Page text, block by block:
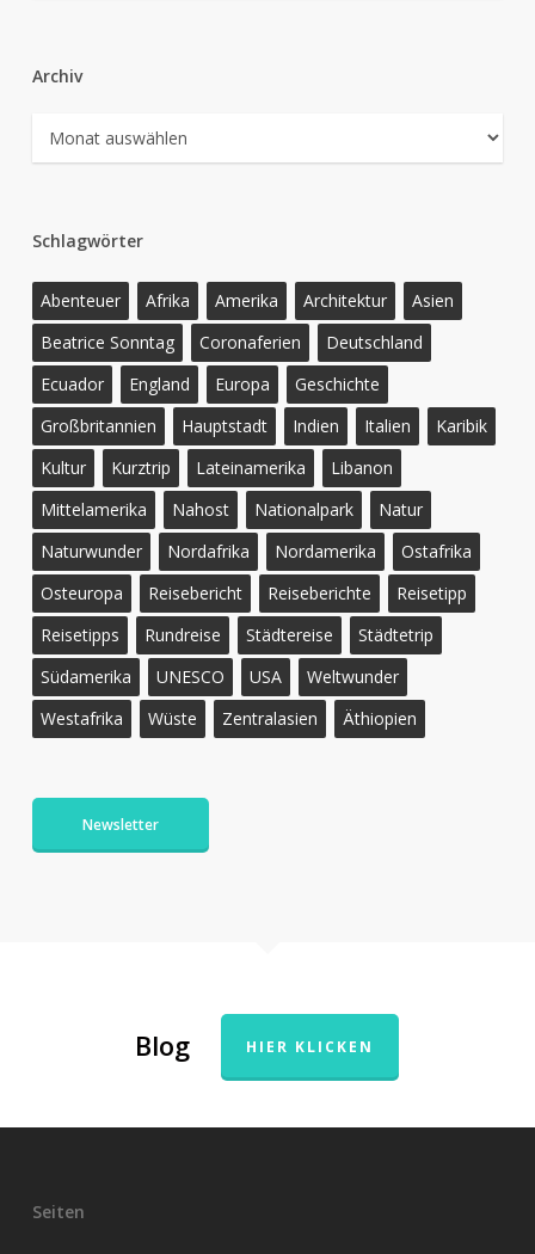
Archiv
Archiv
Schlagwörter
Abenteuer Afrika Amerika Architektur
Asien
Beatrice Sonntag
Coronaferien
Deutschland
Ecuador
England Europa
Geschichte
Großbritannien
Hauptstadt Indien Italien
Karibik
Kultur
Kurztrip Lateinamerika
Libanon
Mittelamerika
Nahost Nationalpark
Natur
Naturwunder
Nordafrika Nordamerika
Ostafrika
Osteuropa
Reisebericht Reiseberichte
Reisetipp
Reisetipps
Rundreise Städtereise
Städtetrip
Südamerika
UNESCO USA
Weltwunder
Westafrika
Wüste Zentralasien Äthiopien
Newsletter
Blog HIER KLICKEN
Seiten